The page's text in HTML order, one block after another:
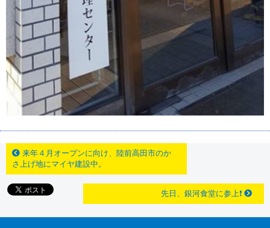
来年４月オープンに向け、陸前高田市のか
さ上げ地にマイヤ建設中。
先日、銀河食堂に参上❗